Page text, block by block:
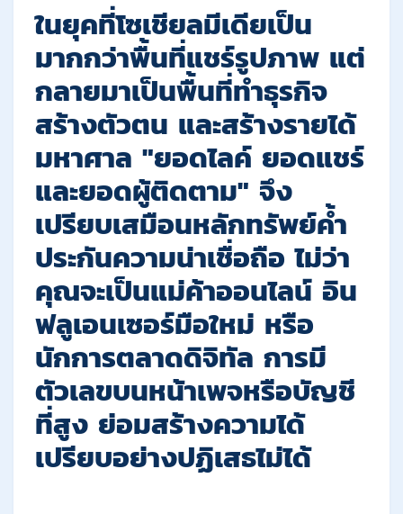
ในยุคที่โซเชียลมีเดียเป็น
มากกว่าพื้นที่แชร์รูปภาพ แต่
กลายมาเป็นพื้นที่ทำธุรกิจ
สร้างตัวตน และสร้างรายได้
มหาศาล "ยอดไลค์ ยอดแชร์
และยอดผู้ติดตาม" จึง
เปรียบเสมือนหลักทรัพย์ค้ำ
ประกันความน่าเชื่อถือ ไม่ว่า
คุณจะเป็นแม่ค้าออนไลน์ อิน
ฟลูเอนเซอร์มือใหม่ หรือ
นักการตลาดดิจิทัล การมี
ตัวเลขบนหน้าเพจหรือบัญชี
ที่สูง ย่อมสร้างความได้
เปรียบอย่างปฏิเสธไม่ได้